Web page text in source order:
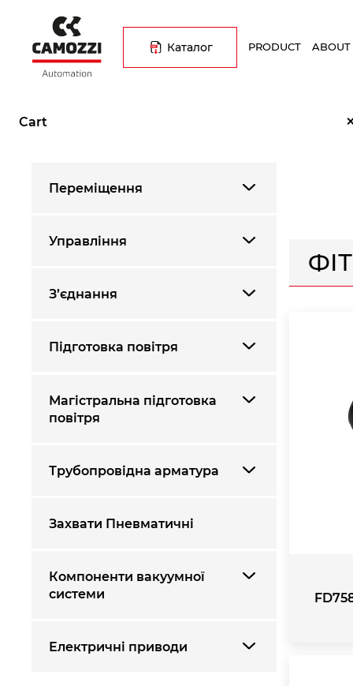
content
Каталог PRODUCT ABOUT
Cart
Фітинги з
Переміщення
Управління
З’єднання
Підготовка повітря
Магістральна підготовка
повітря
Трубопровідна арматура
Захвати Пневматичні
Компоненти вакуумної
системи
Електричні приводи